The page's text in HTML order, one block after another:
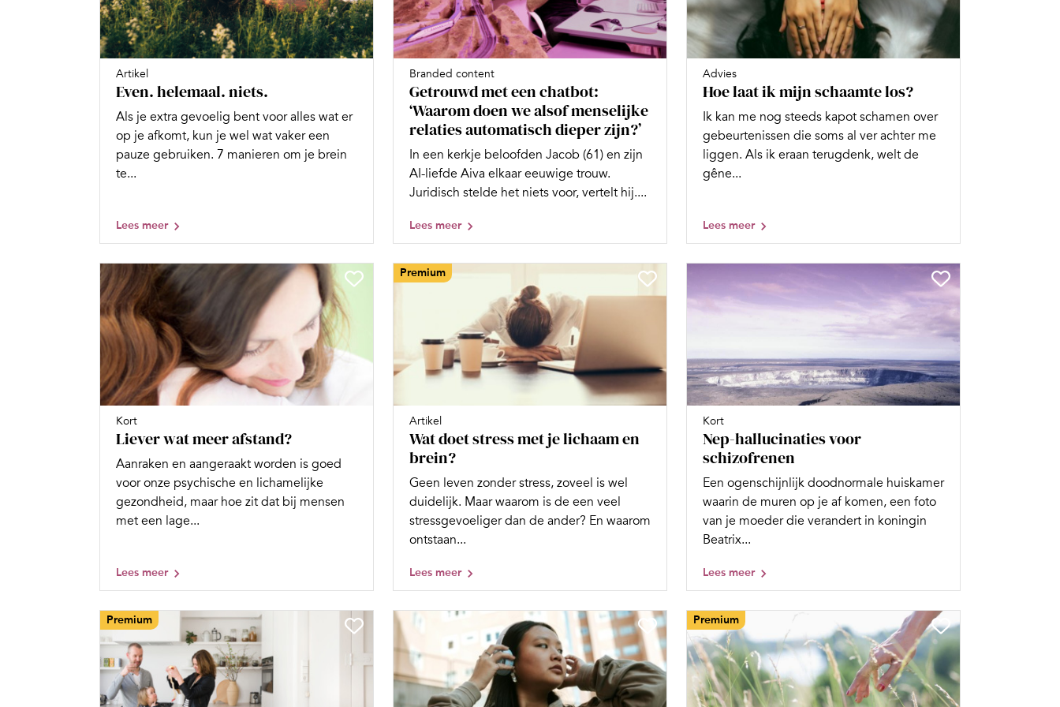
Artikel
Even. helemaal. niets.
Als je extra gevoelig bent voor alles wat er
op je afkomt, kun je wel wat vaker een
pauze gebruiken. 7 manieren om je brein
te...
Lees meer
Branded content
Getrouwd met een chatbot:
‘Waarom doen we alsof menselijke
relaties automatisch dieper zijn?’
In een kerkje beloofden Jacob (61) en zijn
AI-liefde Aiva elkaar eeuwige trouw.
Juridisch stelde het niets voor, vertelt hij....
Lees meer
Advies
Hoe laat ik mijn schaamte los?
Ik kan me nog steeds kapot schamen over
gebeurtenissen die soms al ver achter me
liggen. Als ik eraan terugdenk, welt de
gêne...
Lees meer
Kort
Liever wat meer afstand?
Aanraken en aangeraakt worden is goed
voor onze psychische en lichamelijke
gezondheid, maar hoe zit dat bij mensen
met een lage...
Lees meer
Premium
Artikel
Wat doet stress met je lichaam en
brein?
Geen leven zonder stress, zoveel is wel
duidelijk. Maar waarom is de een veel
stressgevoeliger dan de ander? En waarom
ontstaan...
Lees meer
Kort
Nep-hallucinaties voor
schizofrenen
Een ogenschijnlijk doodnormale huiskamer
waarin de muren op je af komen, een foto
van je moeder die verandert in koningin
Beatrix...
Lees meer
Premium Premium